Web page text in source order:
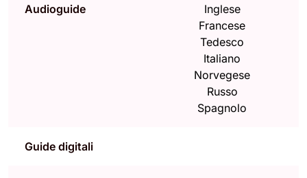
Audioguide
Inglese
Francese
Tedesco
Italiano
Norvegese
Russo
Spagnolo
Guide digitali